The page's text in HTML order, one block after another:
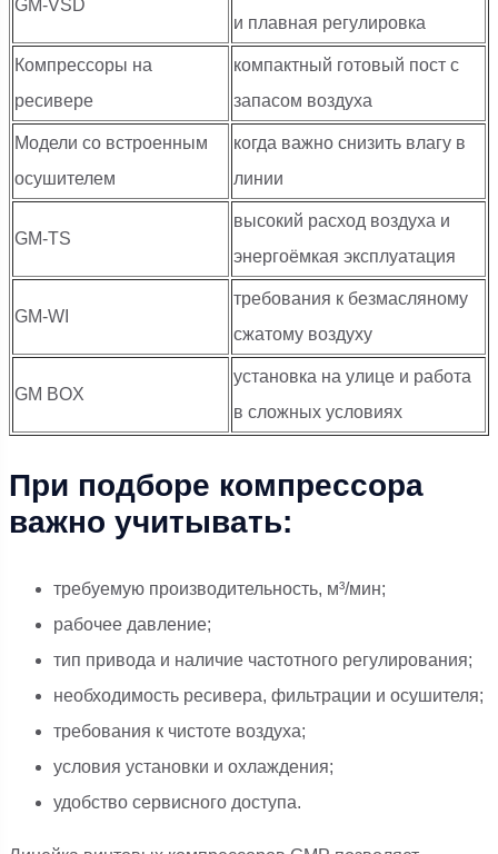
GM-VSD
и плавная регулировка
Компрессоры на
ресивере
компактный готовый пост с
запасом воздуха
Модели со встроенным
осушителем
когда важно снизить влагу в
линии
GM-TS
высокий расход воздуха и
энергоёмкая эксплуатация
GM-WI
требования к безмасляному
сжатому воздуху
GM BOX
установка на улице и работа
в сложных условиях
При подборе компрессора
важно учитывать:
требуемую производительность, м³/мин;
рабочее давление;
тип привода и наличие частотного регулирования;
необходимость ресивера, фильтрации и осушителя;
требования к чистоте воздуха;
условия установки и охлаждения;
удобство сервисного доступа.